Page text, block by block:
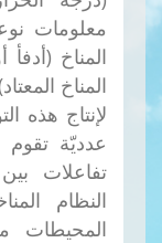
معلومات
المناخ
المناخ
لإنتاج هذه
عدديّة تقوم
تفاعلات
النظام
المحيطات